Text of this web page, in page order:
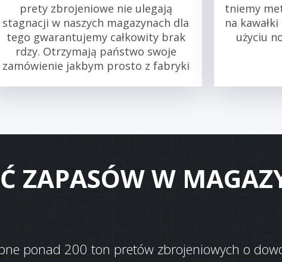
prety zbrojeniowe nie ulegają
stagnacji w naszych magazynach dla
tego gwarantujemy całkowity brak
rdzy. Otrzymają państwo swoje
zamówienie jakbym prosto z fabryki
tniemy
na
użyciu
ZAPASÓW W
ponad 200 ton pretów zbrojeniowych o